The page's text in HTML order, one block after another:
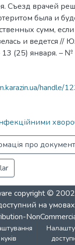
Съезд врачей
была и
сумм, если
и ведется //
(25) января. – №
handle/
про документ
copyright ©
на умовах
куків